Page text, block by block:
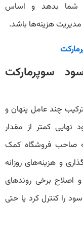
شما بدهد و اساس
هزینه‌ها باشد.
سوپرمارکت
چند عامل پنهان و
کمتر از مقدار
صاحب فروشگاه کمک
و هزینه‌های روزانه
اصلاح برخی روندهای
را کنترل کرد یا حتی